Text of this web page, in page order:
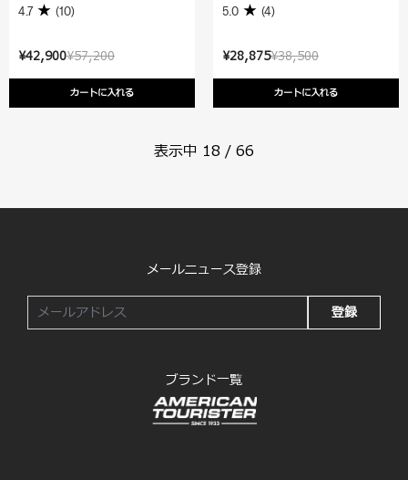
¥57,200
¥42,900
カートに入れる
4.7 (10)
¥38,500
¥28,875
カートに入れる
5.0 (4)
表示中 18 / 66
メールニュース登録
登録
ブランド一覧